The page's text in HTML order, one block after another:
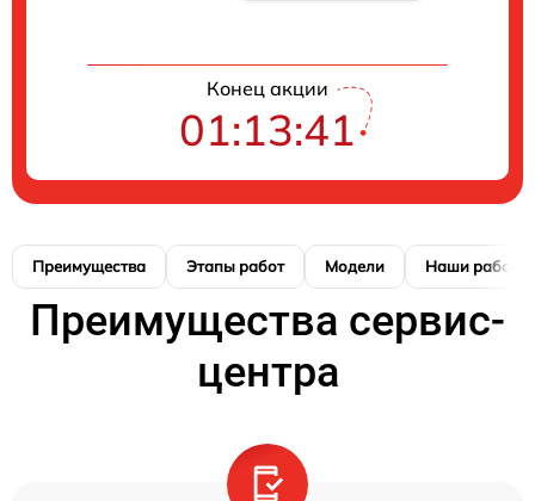
Конец акции
01:13:40
Преимущества Этапы работ Модели Наши работы
Преимущества сервис-
центра